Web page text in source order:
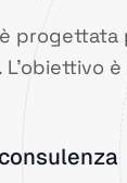
è progettata
. L’obiettivo